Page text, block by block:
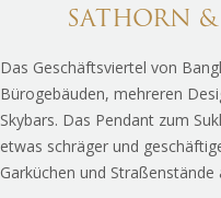
SATHORN
Das Geschäftsviertel von
Bürogebäuden, mehreren
Skybars. Das Pendant zum
etwas schräger und
Garküchen und Straßenstände